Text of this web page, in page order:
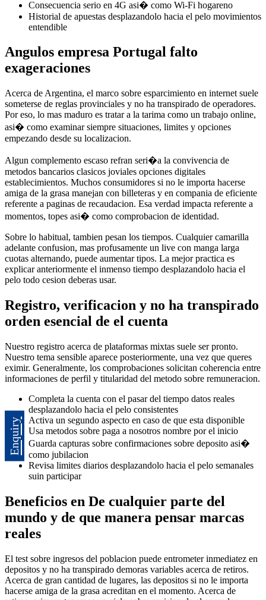
Enquiry
Consecuencia serio en 4G asi� como Wi-Fi hogareno
Historial de apuestas desplazandolo hacia el pelo movimientos
entendible
Angulos empresa Portugal falto
exageraciones
Acerca de Argentina, el marco sobre esparcimiento en internet suele
someterse de reglas provinciales y no ha transpirado de operadores.
Por eso, lo mas maduro es tratar a la tarima como un trabajo online,
asi� como examinar siempre situaciones, limites y opciones
empezando desde su localizacion.
Algun complemento escaso refran seri�a la convivencia de
metodos bancarios clasicos joviales opciones digitales
establecimientos. Muchos consumidores si no le importa hacerse
amiga de la grasa manejan con billeteras y en compania de eficiente
referente a paginas de recaudacion. Esa verdad impacta referente a
momentos, topes asi� como comprobacion de identidad.
Sobre lo habitual, tambien pesan los tiempos. Cualquier camarilla
adelante confusion, mas profusamente un live con manga larga
cuotas alternando, puede aumentar tipos. La mejor practica es
explicar anteriormente el inmenso tiempo desplazandolo hacia el
pelo todo cesion deberas usar.
Registro, verificacion y no ha transpirado
orden esencial de el cuenta
Nuestro registro acerca de plataformas mixtas suele ser pronto.
Nuestro tema sensible aparece posteriormente, una vez que queres
eximir. Generalmente, los comprobaciones solicitan coherencia entre
informaciones de perfil y titularidad del metodo sobre remuneracion.
Completa la cuenta con el pasar del tiempo datos reales
desplazandolo hacia el pelo consistentes
Activa un segundo aspecto en caso de que esta disponible
Usa metodos sobre paga a nosotros nombre por el inicio
Guarda capturas sobre confirmaciones sobre deposito asi�
como jubilacion
Revisa limites diarios desplazandolo hacia el pelo semanales
suin participar
Beneficios en De cualquier parte del
mundo y de que manera pensar marcas
reales
El test sobre ingresos del poblacion puede entrometer inmediatez en
depositos y no ha transpirado demoras variables acerca de retiros.
Acerca de gran cantidad de lugares, las depositos si no le importa
hacerse amiga de la grasa acreditan en el momento. Acerca de